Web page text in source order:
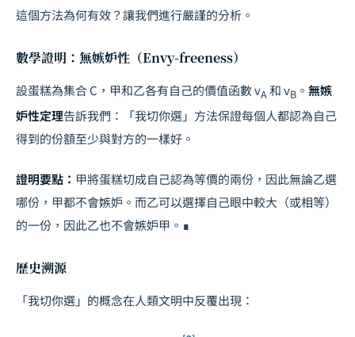
這個方法為何有效？讓我們進行嚴謹的分析。
數學證明：無嫉妒性（Envy-freeness）
設蛋糕為集合C ，甲和乙各有自己的價值函數vA和vB 。 無嫉
妒性定理告訴我們：「我切你選」方法保證每個人都認為自己
得到的份額至少與對方的一樣好。
證明要點： 甲將蛋糕切成自己認為等價的兩份，因此無論乙選
哪份，甲都不會嫉妒。而乙可以選擇自己眼中較大（或相等）
的一份，因此乙也不會嫉妒甲。∎
歷史溯源
「我切你選」的概念在人類文明中反覆出現：